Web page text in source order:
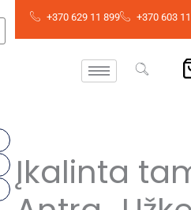
+370 629 11 899 +370 603
Įkalinta